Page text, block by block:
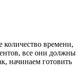
количество времени,
все они должны
начинаем готовить